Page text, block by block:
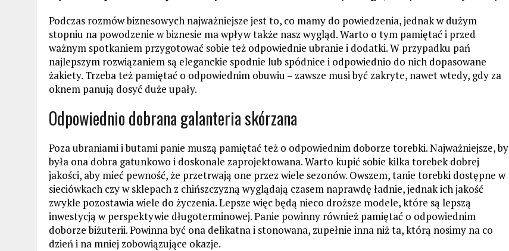
Podczas rozmów biznesowych najważniejsze jest to, co mamy do powiedzenia, jednak w dużym
stopniu na powodzenie w biznesie ma wpływ także nasz wygląd. Warto o tym pamiętać i przed
ważnym spotkaniem przygotować sobie też odpowiednie ubranie i dodatki. W przypadku pań
najlepszym rozwiązaniem są eleganckie spodnie lub spódnice i odpowiednio do nich dopasowane
żakiety. Trzeba też pamiętać o odpowiednim obuwiu – zawsze musi być zakryte, nawet wtedy, gdy za
oknem panują dosyć duże upały.
Odpowiednio dobrana galanteria skórzana
Poza ubraniami i butami panie muszą pamiętać też o odpowiednim doborze torebki. Najważniejsze, by
była ona dobra gatunkowo i doskonale zaprojektowana. Warto kupić sobie kilka torebek dobrej
jakości, aby mieć pewność, że przetrwają one przez wiele sezonów. Owszem, tanie torebki dostępne w
sieciówkach czy w sklepach z chińszczyzną wyglądają czasem naprawdę ładnie, jednak ich jakość
zwykle pozostawia wiele do życzenia. Lepsze więc będą nieco droższe modele, które są lepszą
inwestycją w perspektywie długoterminowej. Panie powinny również pamiętać o odpowiednim
doborze biżuterii. Powinna być ona delikatna i stonowana, zupełnie inna niż ta, którą nosimy na co
dzień i na mniej zobowiązujące okazje.